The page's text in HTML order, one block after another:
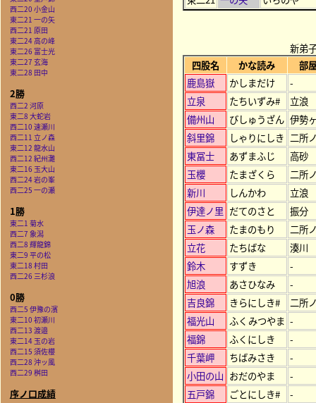
西二20 小金山
東二21 一の矢
西二21 原田
東二24 高の峰
東二26 富士光
東二27 玄海
東二28 田中
2勝
西二2 河原
東二8 大蛇岩
西二10 速瀬川
西二11 立ノ森
東二12 龍水山
西二12 紀州灘
東二16 玉大山
西二24 岩の峯
西二25 一の瀬
1勝
東二1 菊水
西二7 象潟
西二8 輝龍錦
東二9 平の松
東二18 村田
西二26 三杉浪
0勝
西二5 伊豫の濱
東二10 初瀬川
西二13 渡邉
東二14 玉の岩
西二15 須佐櫻
西二28 沖ッ風
西二29 桝田
序ノ口成績
新弟
四股名
かな読み
部
鹿島嶽
かしまだけ
-
立泉
たちいずみ#
立浪
備州山
びしゅうざん 伊勢
斜里錦
しゃりにしき 二所
東冨士
あずまふじ
高砂
玉櫻
たまざくら
二所
新川
しんかわ
立浪
伊達ノ里 だてのさと
振分
玉ノ森
たまのもり
二所
立花
たちばな
湊川
鈴木
すずき
-
旭浪
あさひなみ
-
吉良錦
きらにしき#
二所
福光山
ふくみつやま -
福錦
ふくにしき
-
千葉岬
ちばみさき
-
小田の山 おだのやま
-
五戸錦
ごとにしき#
-